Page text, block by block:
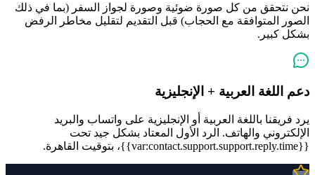
نحن نتحقق من كل صورة ضوئية وصورة لجواز السفر (بما في ذلك
الصور المتوافقة مع الحجاب) قبل التقديم لتقليل مخاطر الرفض
بشكل كبير.
دعم اللغة العربية + الإنجليزية
يرد فريقنا باللغة العربية أو الإنجليزية على واتساب والبريد
الإلكتروني والهاتف. الرد الأول المعتاد بشكل جيد تحت
{{var:contact.support.support.reply.time}}، بتوقيت القاهرة.